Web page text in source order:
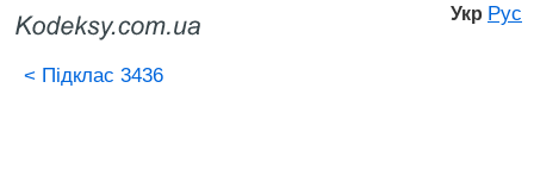
Укр Рус
< Підклас 3436